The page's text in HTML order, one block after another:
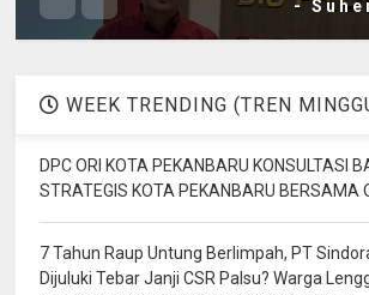
-
WEEK TRENDING (TREN
DPC ORI KOTA PEKANBARU KONSULTASI
STRATEGIS KOTA PEKANBARU BERSAMA
7 Tahun Raup Untung Berlimpah, PT
Dijuluki Tebar Janji CSR Palsu? Warga